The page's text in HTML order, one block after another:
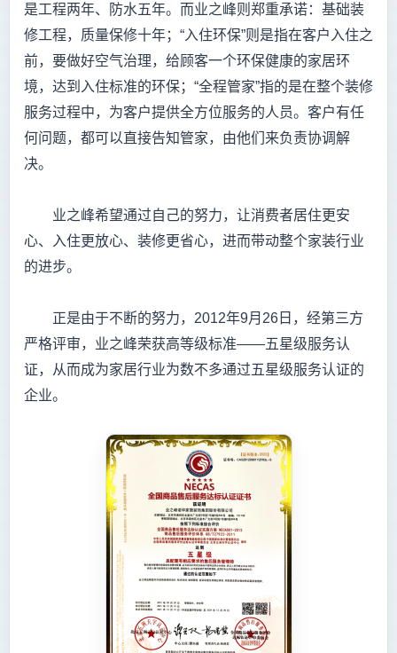
是工程两年、防水五年。而业之峰则郑重承诺：基础装
修工程，质量保修十年；“入住环保”则是指在客户入住之
前，要做好空气治理，给顾客一个环保健康的家居环
境，达到入住标准的环保；“全程管家”指的是在整个装修
服务过程中，为客户提供全方位服务的人员。客户有任
何问题，都可以直接告知管家，由他们来负责协调解
决。
业之峰希望通过自己的努力，让消费者居住更安
心、入住更放心、装修更省心，进而带动整个家装行业
的进步。
正是由于不断的努力，2012年9月26日，经第三方
严格评审，业之峰荣获高等级标准——五星级服务认
证，从而成为家居行业为数不多通过五星级服务认证的
企业。